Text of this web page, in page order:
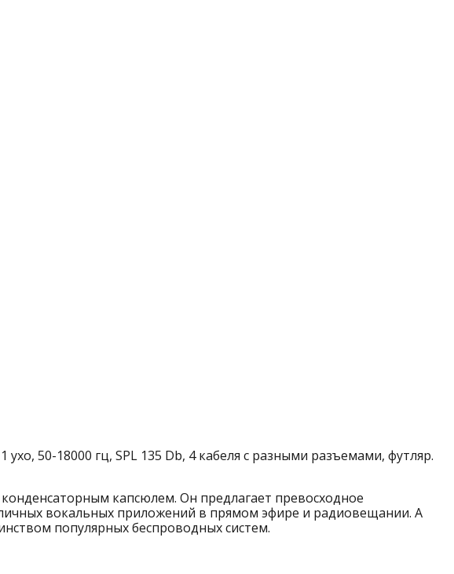
50-18000 гц, SPL 135 Db, 4 кабеля с разными разъемами, футляр.
капсюлем. Он предлагает превосходное
вокальных приложений в прямом эфире и радиовещании. А
популярных беспроводных систем.